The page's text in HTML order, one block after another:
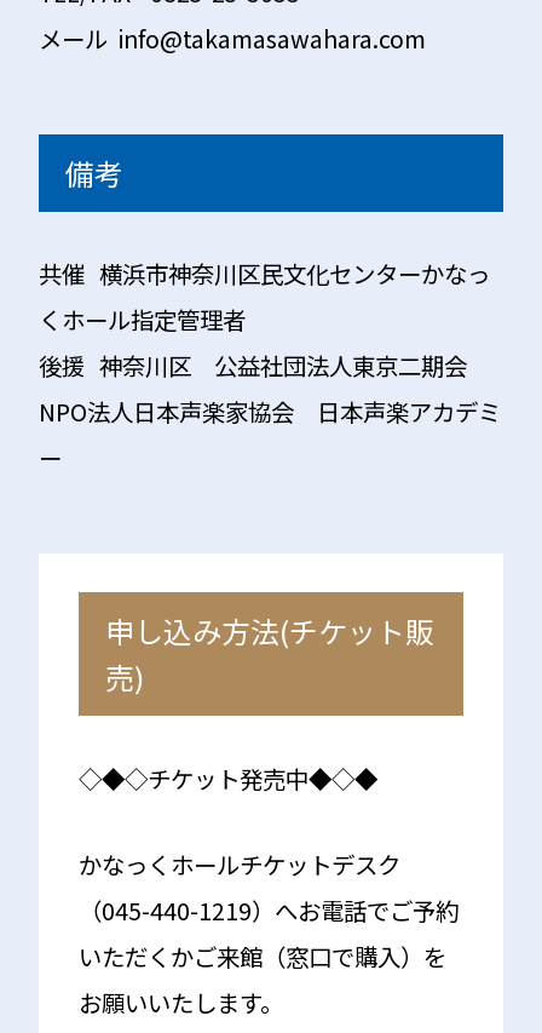
メール info@takamasawahara.com
備考
共催 横浜市神奈川区民文化センターかなっ
くホール指定管理者
後援 神奈川区 公益社団法人東京二期会
NPO法人日本声楽家協会 日本声楽アカデミ
ー
申し込み方法(チケット販
売)
◇◆◇チケット発売中◆◇◆
かなっくホールチケットデスク
（045-440-1219）へお電話でご予約
いただくかご来館（窓口で購入）を
お願いいたします。